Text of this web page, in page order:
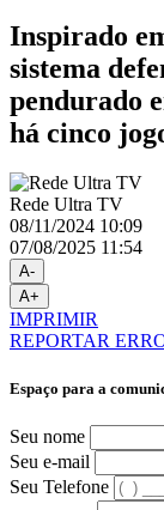
Inspirado
sistema
pendurado
há cinco
Rede Ultra TV
08/11/2024 10:09
07/08/2025 11:54
A-
A+
IMPRIMIR
REPORTAR
Espaço para a
Seu nome
Seu e-mail
Seu Telefone